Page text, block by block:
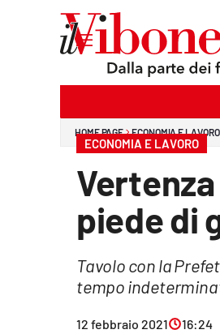
HOME PAGE ECONOMIA E LAVORO
ECONOMIA E LAVORO
piede di
Tavolo con la
tempo
12 febbraio 2021 16:24